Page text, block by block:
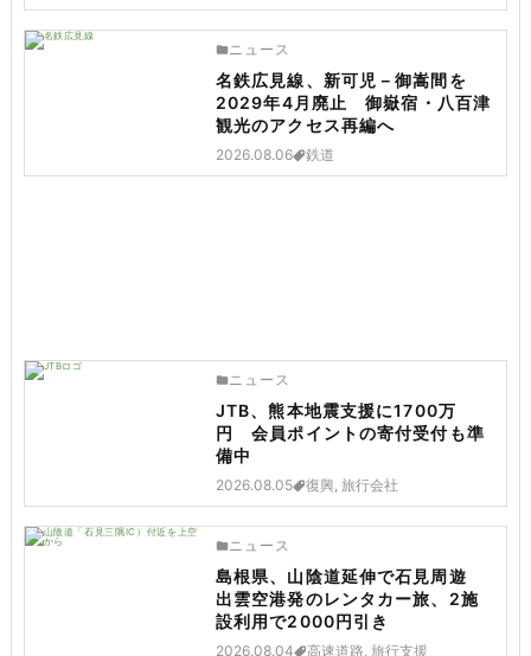
ニュース
名鉄広見線、新可児－御嵩間を
2029年4月廃止 御嶽宿・八百津
観光のアクセス再編へ
2026.08.06 鉄道
ニュース
JTB、熊本地震支援に1700万
円 会員ポイントの寄付受付も準
備中
2026.08.05 復興, 旅行会社
ニュース
島根県、山陰道延伸で石見周遊
出雲空港発のレンタカー旅、2施
設利用で2000円引き
2026.08.04 高速道路, 旅行支援